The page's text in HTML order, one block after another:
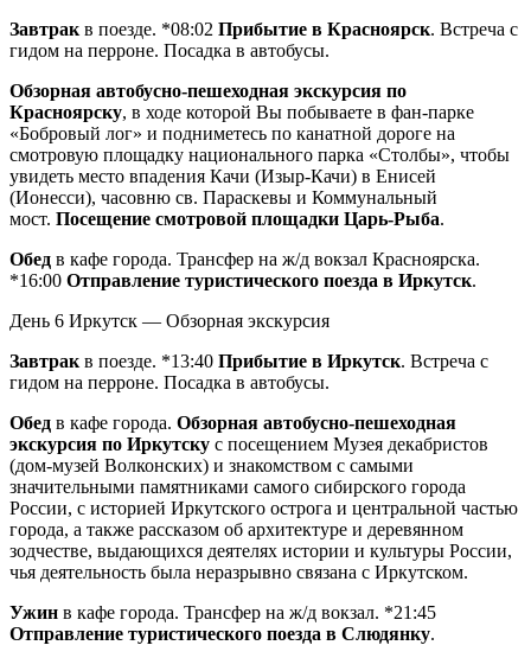
Завтрак в поезде. *08:02 Прибытие в Красноярск. Встреча с
гидом на перроне. Посадка в автобусы.
Обзорная автобусно-пешеходная экскурсия по
Красноярску, в ходе которой Вы побываете в фан-парке
«Бобровый лог» и подниметесь по канатной дороге на
смотровую площадку национального парка «Столбы», чтобы
увидеть место впадения Качи (Изыр-Качи) в Енисей
(Ионесси), часовню св. Параскевы и Коммунальный
мост. Посещение смотровой площадки Царь-Рыба.
Обед в кафе города. Трансфер на ж/д вокзал Красноярска.
*16:00 Отправление туристического поезда в Иркутск.
День 6 Иркутск — Обзорная экскурсия
Завтрак в поезде. *13:40 Прибытие в Иркутск. Встреча с
гидом на перроне. Посадка в автобусы.
Обед в кафе города. Обзорная автобусно-пешеходная
экскурсия по Иркутску с посещением Музея декабристов
(дом-музей Волконских) и знакомством с самыми
значительными памятниками самого сибирского города
России, с историей Иркутского острога и центральной частью
города, а также рассказом об архитектуре и деревянном
зодчестве, выдающихся деятелях истории и культуры России,
чья деятельность была неразрывно связана с Иркутском.
Ужин в кафе города. Трансфер на ж/д вокзал. *21:45
Отправление туристического поезда в Слюдянку.